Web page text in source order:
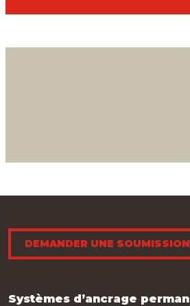
Systèmes d’ancrage
DEMANDER UNE SOUMISSION